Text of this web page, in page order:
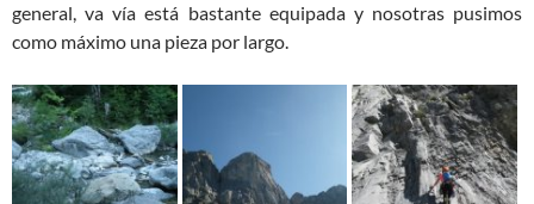
general, va vía está bastante equipada y nosotras pusimos
como máximo una pieza por largo.